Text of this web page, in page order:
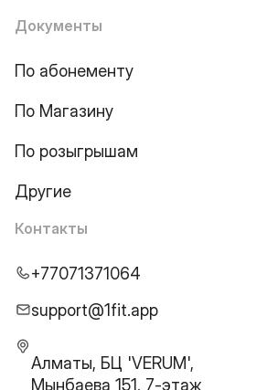
Документы
По абонементу
По Магазину
По розыгрышам
Другие
Контакты
+77071371064
support@1fit.app
Алматы, БЦ 'VERUM',
Мынбаева 151, 7-этаж